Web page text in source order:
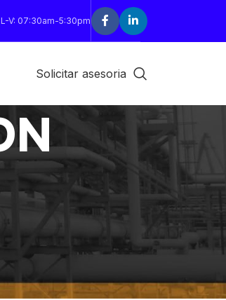
L-V: 07:30am-5:30pm
Solicitar asesoria